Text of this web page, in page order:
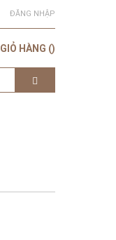
ĐĂNG NHẬP
GIỎ HÀNG ()